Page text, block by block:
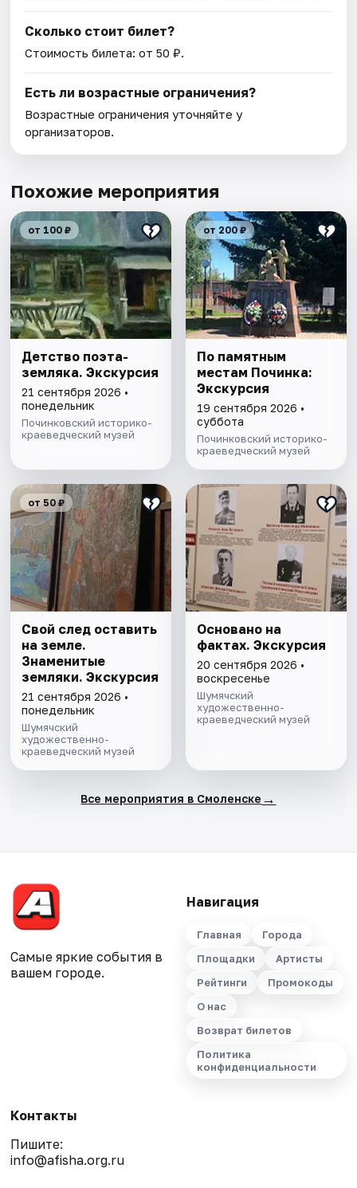
Сколько стоит билет?
Стоимость билета: от 50 ₽.
Есть ли возрастные ограничения?
Возрастные ограничения уточняйте у
организаторов.
Похожие мероприятия
от 100 ₽
Детство поэта-
земляка. Экскурсия
21 сентября 2026 •
понедельник
Починковский историко-
краеведческий музей
от 200 ₽
По памятным
местам Починка:
Экскурсия
19 сентября 2026 •
суббота
Починковский историко-
краеведческий музей
от 50 ₽
Свой след оставить
на земле.
Знаменитые
земляки. Экскурсия
21 сентября 2026 •
понедельник
Шумячский
художественно-
краеведческий музей
Основано на
фактах. Экскурсия
20 сентября 2026 •
воскресенье
Шумячский
художественно-
краеведческий музей
Все мероприятия в Смоленске →
Самые яркие события в
вашем городе.
Навигация
Главная
Города
Площадки
Артисты
Рейтинги
Промокоды
О нас
Возврат билетов
Политика
конфиденциальности
Контакты
Пишите:
info@afisha.org.ru